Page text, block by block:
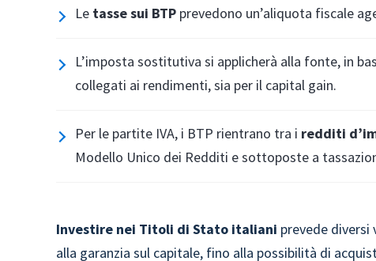
Le tasse sui BTP prevedono un’aliquota fiscale
L’imposta sostitutiva si applicherà alla fonte, in
collegati ai rendimenti, sia per il capital gain.
Per le partite IVA, i BTP rientrano tra i redditi
Modello Unico dei Redditi e sottoposte a
Investire nei Titoli di Stato italiani prevede
alla garanzia sul capitale, fino alla possibilità di